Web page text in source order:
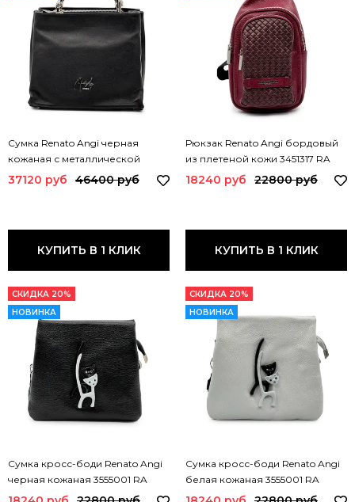
Сумка Renato Angi черная
кожаная с металлической
ручкой 3507281 RA NERO
37120 руб 46400 руб
КУПИТЬ В 1 КЛИК
Рюкзак Renato Angi бордовый
из плетеной кожи 3451317 RA
BORDO
18240 руб 22800 руб
КУПИТЬ В 1 КЛИК
СКИДКА 20%
НОВИНКА
Сумка кросс-боди Renato Angi
черная кожаная 3555001 RA
NERO
СКИДКА 20%
НОВИНКА
Сумка кросс-боди Renato Angi
белая кожаная 3555001 RA
BIANCO